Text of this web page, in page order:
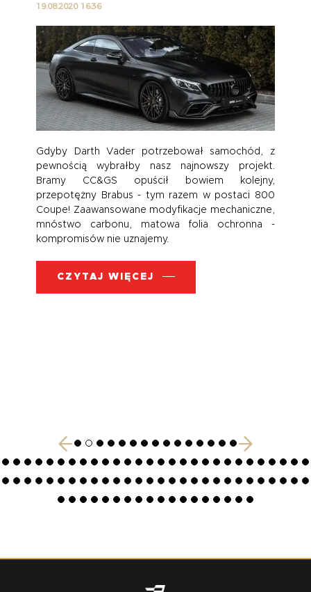
19.08.2020 16:36
Gdyby Darth Vader potrzebował samochód, z
pewnością wybrałby nasz najnowszy projekt.
Bramy CC&GS opuścił bowiem kolejny,
przepotężny Brabus - tym razem w postaci 800
Coupe! Zaawansowane modyfikacje mechaniczne,
mnóstwo carbonu, matowa folia ochronna -
kompromisów nie uznajemy.
CZYTAJ WIĘCEJ